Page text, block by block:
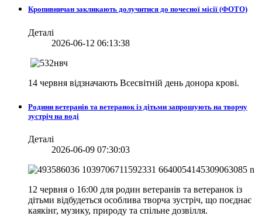
Кропивничан закликають долучитися до почесної місії (ФОТО)
Деталі
2026-06-12 06:13:38
14 червня відзначають Всесвітній день донора крові.
Родини ветеранів та ветеранок із дітьми запрошують на творчу
зустріч на воді
Деталі
2026-06-09 07:30:03
12 червня о 16:00 для родин ветеранів та ветеранок із
дітьми відбудеться особлива творча зустріч, що поєднає
каякінг, музику, природу та спільне дозвілля.